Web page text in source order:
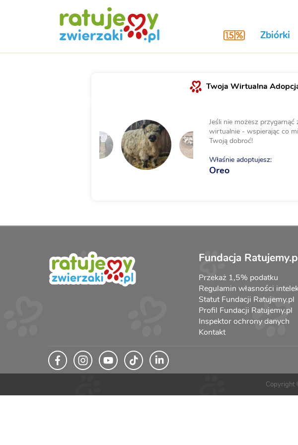
Zbiórki
Twoja Wirtualna
Jeśli nie możesz
wirtualnie - wspierając co
Twoją dobroć!
Właśnie adoptujesz:
Oreo
Fundacja
Przekaż 1,5% podatku
Regulamin własności
Statut Fundacji Ratujemy.pl
Profil Fundacji Ratujemy.pl
Inspektor ochrony danych
Kontakt
Copyright